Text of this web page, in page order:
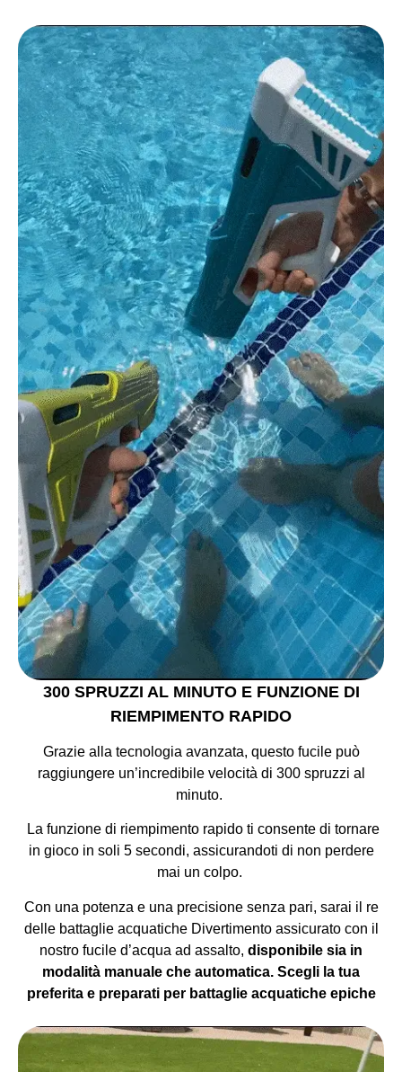
300 SPRUZZI AL MINUTO E FUNZIONE DI
RIEMPIMENTO RAPIDO
Grazie alla tecnologia avanzata, questo fucile può
raggiungere un’incredibile velocità di 300 spruzzi al
minuto.
La funzione di riempimento rapido ti consente di tornare
in gioco in soli 5 secondi, assicurandoti di non perdere
mai un colpo.
Con una potenza e una precisione senza pari, sarai il re
delle battaglie acquatiche Divertimento assicurato con il
nostro fucile d’acqua ad assalto, disponibile sia in
modalità manuale che automatica. Scegli la tua
preferita e preparati per battaglie acquatiche epiche